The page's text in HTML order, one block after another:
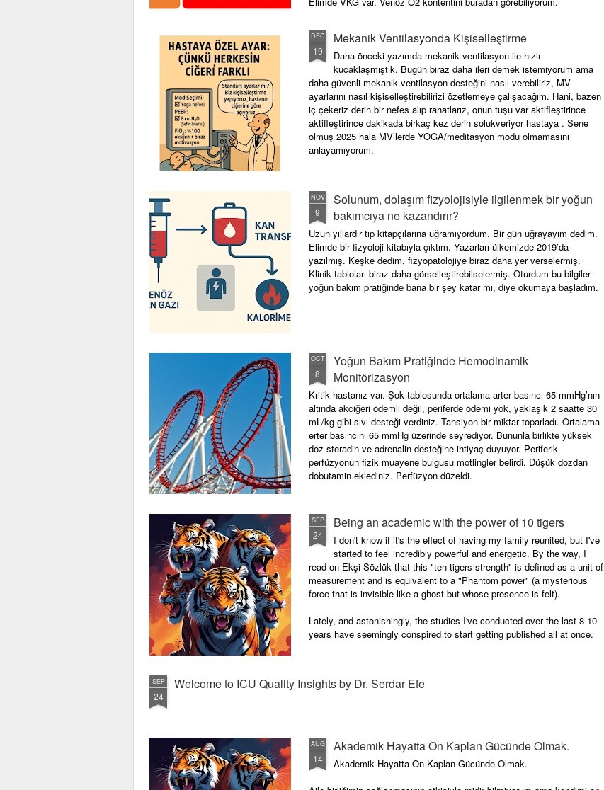
DEC
19
Mekanik Ventilasyonda Kişiselleştirme
Daha önceki yazımda mekanik ventilasyon ile hızlı
kucaklaşmıştık. Bugün biraz daha ileri demek istemiyorum ama
daha güvenli mekanik ventilasyon desteğini nasıl verebiliriz, MV
ayarlarını nasıl kişiselleştirebilirizi özetlemeye çalışacağım. Hani, bazen
iç çekeriz derin bir nefes alıp rahatlarız, onun tuşu var aktifleştirince
aktifleştirince dakikada birkaç kez derin solukveriyor hastaya . Sene
olmuş 2025 hala MV’lerde YOGA/meditasyon modu olmamasını
anlayamıyorum.
NOV
9
Solunum, dolaşım fizyolojisiyle ilgilenmek bir yoğun
bakımcıya ne kazandırır?
Uzun yıllardır tıp kitapçılarına uğramıyordum. Bir gün uğrayayım dedim.
Elimde bir fizyoloji kitabıyla çıktım. Yazarları ülkemizde 2019’da
yazılmış. Keşke dedim, fizyopatolojiye biraz daha yer verselermiş.
Klinik tabloları biraz daha görselleştirebilselermiş. Oturdum bu bilgiler
yoğun bakım pratiğinde bana bir şey katar mı, diye okumaya başladım.
OCT
8
Yoğun Bakım Pratiğinde Hemodinamik
Monitörizasyon
Kritik hastanız var. Şok tablosunda ortalama arter basıncı 65 mmHg’nın
altında akciğeri ödemli değil, periferde ödemi yok, yaklaşık 2 saatte 30
mL/kg gibi sıvı desteği verdiniz. Tansiyon bir miktar toparladı. Ortalama
erter basıncını 65 mmHg üzerinde seyrediyor. Bununla birlikte yüksek
doz steradin ve adrenalin desteğine ihtiyaç duyuyor. Periferik
perfüzyonun fizik muayene bulgusu motlingler belirdi. Düşük dozdan
dobutamin eklediniz. Perfüzyon düzeldi.
SEP
24
Being an academic with the power of 10 tigers
I don't know if it's the effect of having my family reunited, but I've
started to feel incredibly powerful and energetic. By the way, I
read on Ekşi Sözlük that this "ten-tigers strength" is defined as a unit of
measurement and is equivalent to a "Phantom power" (a mysterious
force that is invisible like a ghost but whose presence is felt).
Lately, and astonishingly, the studies I've conducted over the last 8-10
years have seemingly conspired to start getting published all at once.
SEP
24
Welcome to ICU Quality Insights by Dr. Serdar Efe
AUG
14
Akademik Hayatta On Kaplan Gücünde Olmak.
Akademik Hayatta On Kaplan Gücünde Olmak.